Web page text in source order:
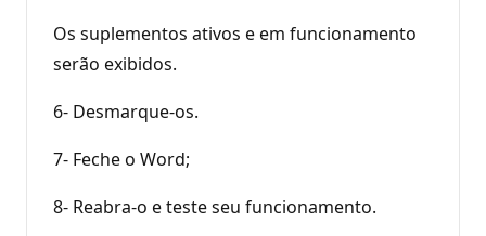
Os suplementos ativos e em funcionamento
serão exibidos.
6- Desmarque-os.
7- Feche o Word;
8- Reabra-o e teste seu funcionamento.